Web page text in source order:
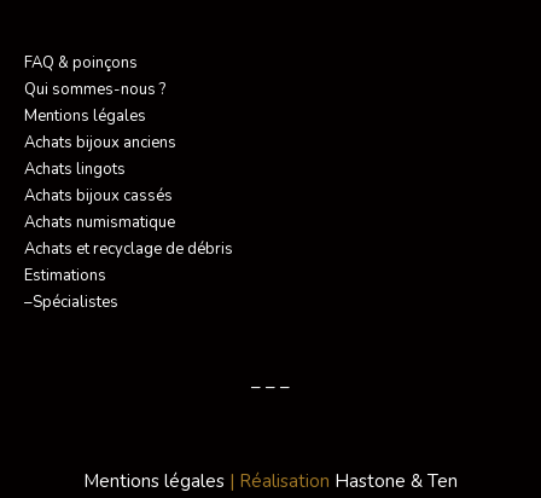
FAQ & poinçons
Qui sommes-nous ?
Mentions légales
Achats bijoux anciens
Achats lingots
Achats bijoux cassés
Achats numismatique
Achats et recyclage de débris
Estimations
–Spécialistes
– – –
Mentions légales | Réalisation Hastone & Ten